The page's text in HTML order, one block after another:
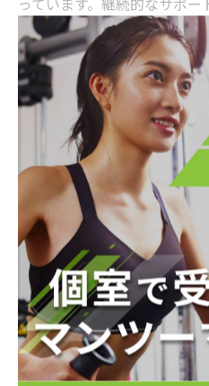
が、努力を結果に結びつける
斎橋でのトレーニングは、単
体の内側からの健康促進も目
を実感できます。忙しい毎
が、理想のボディメイクを
成功体験から学ぶ心斎橋
い自分を作る鍵
心斎橋にあるパーソナルジ
理なく続けられるダイエット
トレーナーは、一人ひとり
オーダーメイドのトレーニン